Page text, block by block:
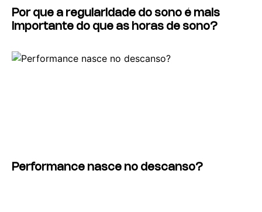
Por que a regularidade do sono é mais
importante do que as horas de sono?
Performance nasce no descanso?